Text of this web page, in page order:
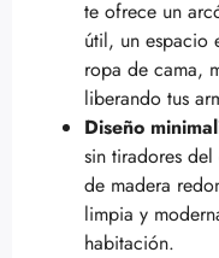
te ofrece un
útil, un espacio
ropa de cama,
liberando tus
Diseño
sin tiradores
de madera
limpia y
habitación.